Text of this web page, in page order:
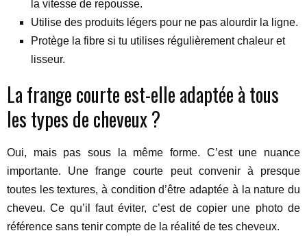
la vitesse de repousse.
Utilise des produits légers pour ne pas alourdir la ligne.
Protège la fibre si tu utilises régulièrement chaleur et
lisseur.
La frange courte est-elle adaptée à tous
les types de cheveux ?
Oui, mais pas sous la même forme. C’est une nuance
importante. Une frange courte peut convenir à presque
toutes les textures, à condition d’être adaptée à la nature du
cheveu. Ce qu’il faut éviter, c’est de copier une photo de
référence sans tenir compte de la réalité de tes cheveux.